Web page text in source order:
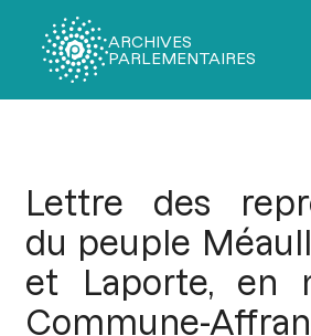
ARCHIVES
PARLEMENTAIRES
Lettre des
du peuple
et Laporte, en
Commune-